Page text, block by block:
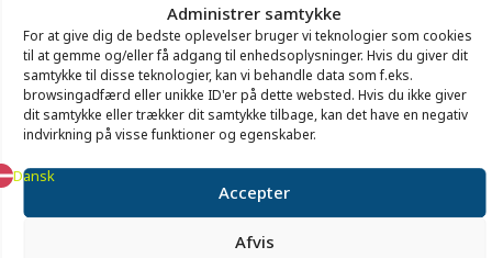
Administrer samtykke
For at give dig de bedste oplevelser bruger vi teknologier som cookies
til at gemme og/eller få adgang til enhedsoplysninger. Hvis du giver dit
samtykke til disse teknologier, kan vi behandle data som f.eks.
browsingadfærd eller unikke ID'er på dette websted. Hvis du ikke giver
dit samtykke eller trækker dit samtykke tilbage, kan det have en negativ
indvirkning på visse funktioner og egenskaber.
Accepter
Afvis
ligula.
VIEW MORE
Dansk